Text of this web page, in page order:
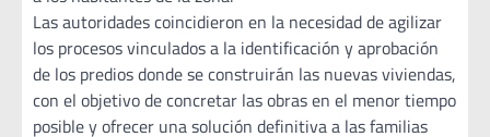
Las autoridades coincidieron en la necesidad de agilizar
los procesos vinculados a la identificación y aprobación
de los predios donde se construirán las nuevas viviendas,
con el objetivo de concretar las obras en el menor tiempo
posible y ofrecer una solución definitiva a las familias